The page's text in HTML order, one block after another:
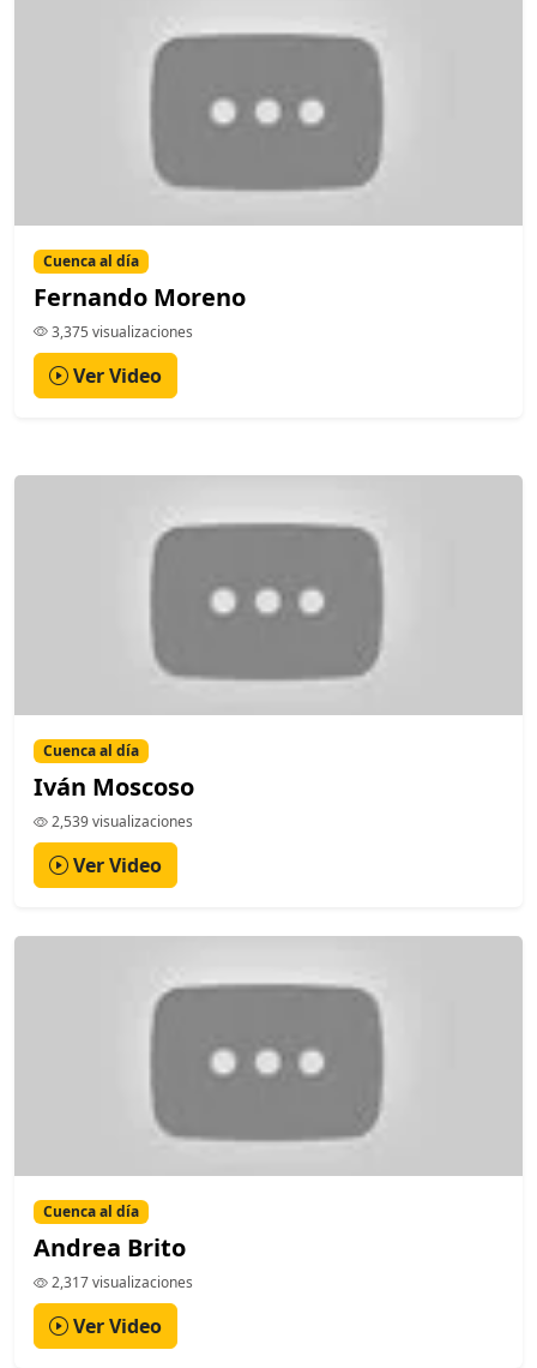
Cuenca al día
Fernando Moreno
3,375 visualizaciones
Ver Video
Cuenca al día
Iván Moscoso
2,539 visualizaciones
Ver Video
Cuenca al día
Andrea Brito
2,317 visualizaciones
Ver Video